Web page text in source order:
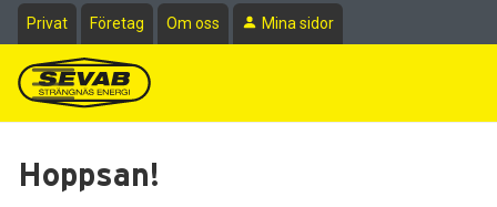
Till sidans huvudinnehåll
Privat Företag Om oss Mina sidor
Hoppsan!